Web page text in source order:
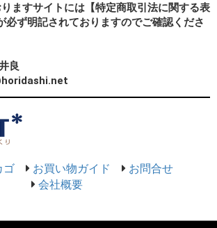
ますサイトには【特定商取引法に関する表
必ず明記されておりますのでご確認くださ
良
ゴ お買い物ガイド
お問合せ
会社概要